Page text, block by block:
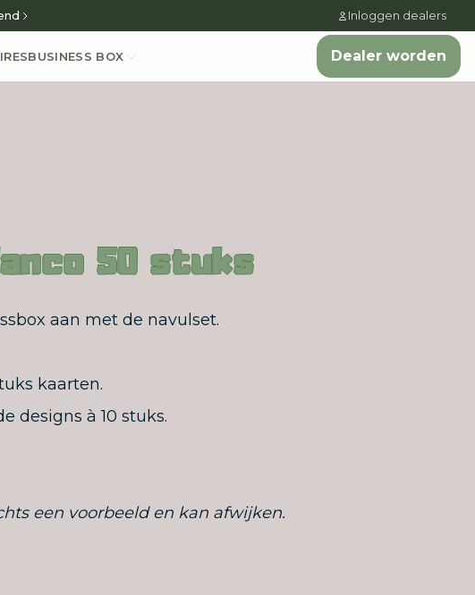
Inloggen dealers
BUSINESS BOX Dealer worden
50 stuks
aan met de navulset.
kaarten.
designs à 10 stuks.
een voorbeeld en kan afwijken.